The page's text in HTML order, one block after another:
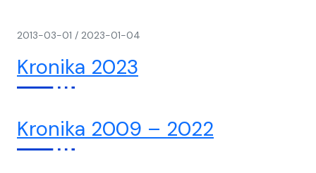
2013-03-01 / 2023-01-04
Kronika 2023
Kronika 2009 – 2022